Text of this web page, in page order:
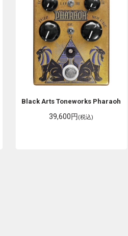
Black Arts Toneworks Pharaoh
39,600円(税込)